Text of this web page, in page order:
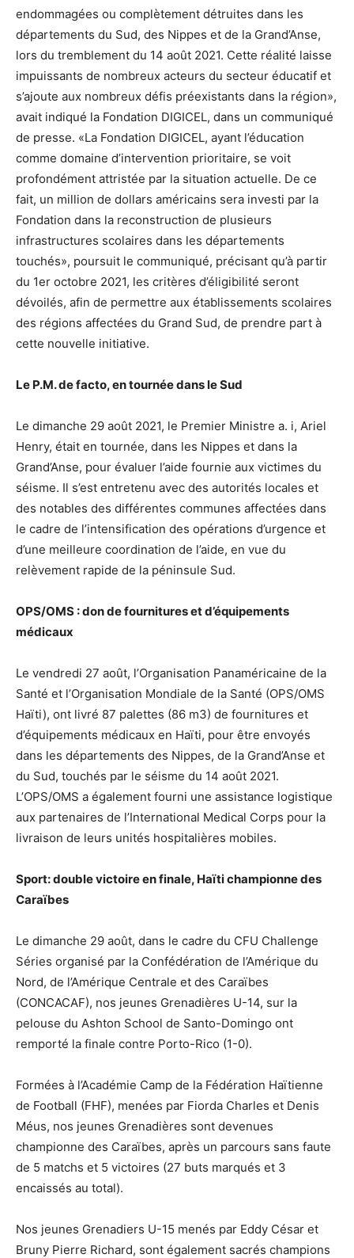
endommagées ou complètement détruites dans les
départements du Sud, des Nippes et de la Grand’Anse,
lors du tremblement du 14 août 2021. Cette réalité laisse
impuissants de nombreux acteurs du secteur éducatif et
s’ajoute aux nombreux défis préexistants dans la région»,
avait indiqué la Fondation DIGICEL, dans un communiqué
de presse. «La Fondation DIGICEL, ayant l’éducation
comme domaine d’intervention prioritaire, se voit
profondément attristée par la situation actuelle. De ce
fait, un million de dollars américains sera investi par la
Fondation dans la reconstruction de plusieurs
infrastructures scolaires dans les départements
touchés», poursuit le communiqué, précisant qu’à partir
du 1er octobre 2021, les critères d’éligibilité seront
dévoilés, afin de permettre aux établissements scolaires
des régions affectées du Grand Sud, de prendre part à
cette nouvelle initiative.
Le P.M. de facto, en tournée dans le Sud
Le dimanche 29 août 2021, le Premier Ministre a. i, Ariel
Henry, était en tournée, dans les Nippes et dans la
Grand’Anse, pour évaluer l’aide fournie aux victimes du
séisme. Il s’est entretenu avec des autorités locales et
des notables des différentes communes affectées dans
le cadre de l’intensification des opérations d’urgence et
d’une meilleure coordination de l’aide, en vue du
relèvement rapide de la péninsule Sud.
OPS/OMS : don de fournitures et d’équipements
médicaux
Le vendredi 27 août, l’Organisation Panaméricaine de la
Santé et l’Organisation Mondiale de la Santé (OPS/OMS
Haïti), ont livré 87 palettes (86 m3) de fournitures et
d’équipements médicaux en Haïti, pour être envoyés
dans les départements des Nippes, de la Grand’Anse et
du Sud, touchés par le séisme du 14 août 2021.
L’OPS/OMS a également fourni une assistance logistique
aux partenaires de l’International Medical Corps pour la
livraison de leurs unités hospitalières mobiles.
Sport: double victoire en finale, Haïti championne des
Caraïbes
Le dimanche 29 août, dans le cadre du CFU Challenge
Séries organisé par la Confédération de l’Amérique du
Nord, de l’Amérique Centrale et des Caraïbes
(CONCACAF), nos jeunes Grenadières U-14, sur la
pelouse du Ashton School de Santo-Domingo ont
remporté la finale contre Porto-Rico (1-0).
Formées à l’Académie Camp de la Fédération Haïtienne
de Football (FHF), menées par Fiorda Charles et Denis
Méus, nos jeunes Grenadières sont devenues
championne des Caraïbes, après un parcours sans faute
de 5 matchs et 5 victoires (27 buts marqués et 3
encaissés au total).
Nos jeunes Grenadiers U-15 menés par Eddy César et
Bruny Pierre Richard, sont également sacrés champions